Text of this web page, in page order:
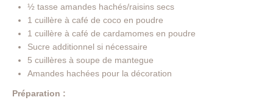
½ tasse amandes hachés/raisins secs
1 cuillère à café de coco en poudre
1 cuillère à café de cardamomes en poudre
Sucre additionnel si nécessaire
5 cuillères à soupe de mantegue
Amandes hachées pour la décoration
Préparation :